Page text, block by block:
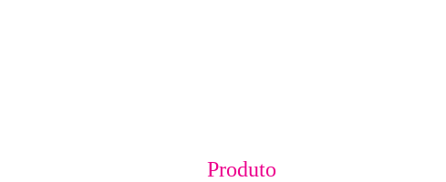
Produto